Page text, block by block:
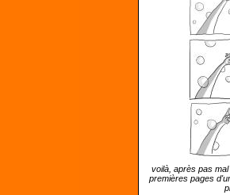
voilà, après pas
premières pages